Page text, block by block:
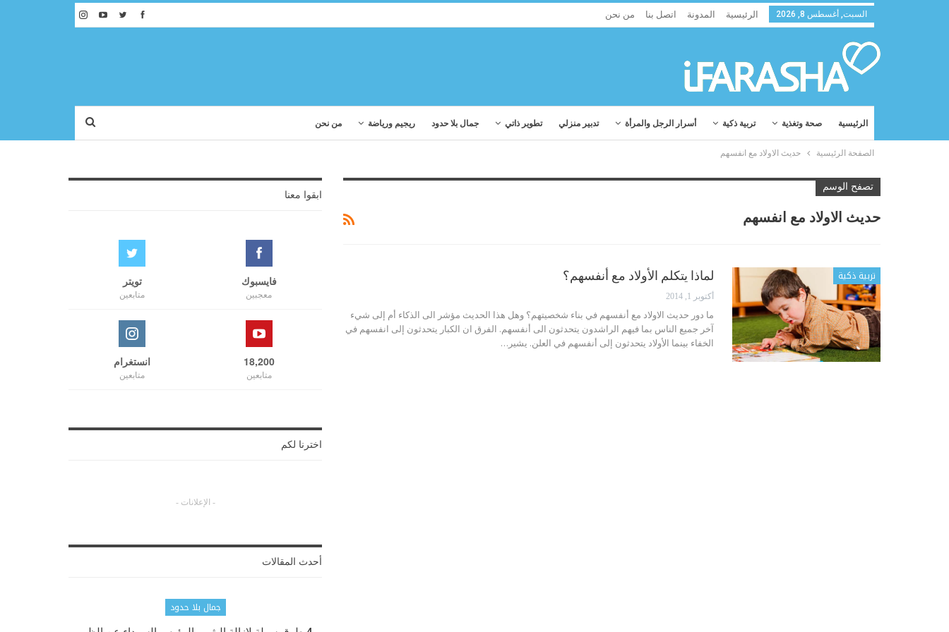
السبت, أغسطس 8, 2026 الرئيسية المدونة اتصل بنا من نحن
الرئيسية صحة وتغذية تربية ذكية أسرار الرجل والمرأة تدبير منزلي تطوير ذاتي جمال بلا حدود ريجيم ورياضة من نحن
الصفحة الرئيسية حديث الاولاد مع انفسهم
تصفح الوسم
حديث الاولاد مع انفسهم
تربية ذكية لماذا يتكلم الأولاد مع أنفسهم؟
أكتوبر 1, 2014
ما دور حديث الاولاد مع أنفسهم في بناء شخصيتهم؟ وهل هذا الحديث مؤشر الى الذكاء أم إلى شيء
آخر جميع الناس بما فيهم الراشدون يتحدثون الى أنفسهم. الفرق ان الكبار يتحدثون إلى انفسهم في
الخفاء بينما الأولاد يتحدثون إلى أنفسهم في العلن. يشير…
ابقوا معنا
فايسبوك
معجبين
تويتر
متابعين
18,200
متابعين
انستغرام
متابعين
اخترنا لكم
- الإعلانات -
أحدث المقالات
جمال بلا حدود